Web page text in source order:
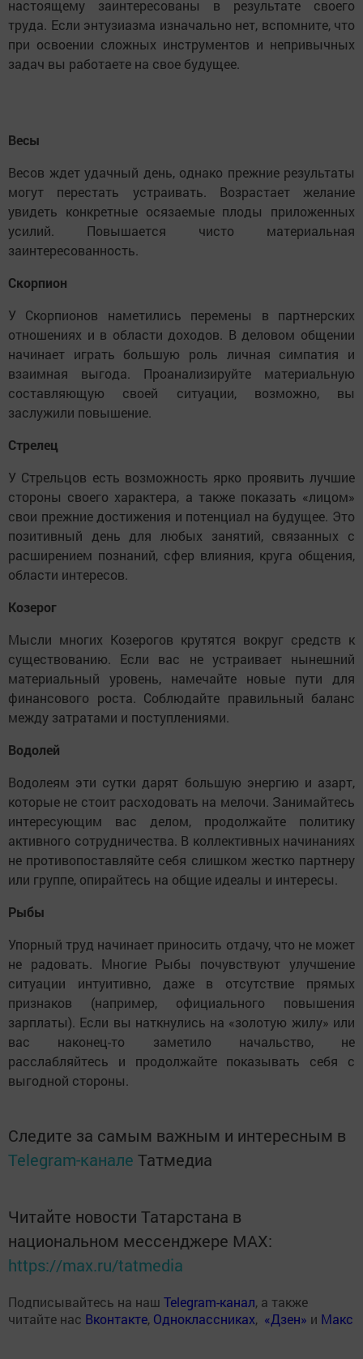
настоящему заинтересованы в результате своего
труда. Если энтузиазма изначально нет, вспомните, что
при освоении сложных инструментов и непривычных
задач вы работаете на свое будущее.
Весы
Весов ждет удачный день, однако прежние результаты
могут перестать устраивать. Возрастает желание
увидеть конкретные осязаемые плоды приложенных
усилий. Повышается чисто материальная
заинтересованность.
Скорпион
У Скорпионов наметились перемены в партнерских
отношениях и в области доходов. В деловом общении
начинает играть большую роль личная симпатия и
взаимная выгода. Проанализируйте материальную
составляющую своей ситуации, возможно, вы
заслужили повышение.
Стрелец
У Стрельцов есть возможность ярко проявить лучшие
стороны своего характера, а также показать «лицом»
свои прежние достижения и потенциал на будущее. Это
позитивный день для любых занятий, связанных с
расширением познаний, сфер влияния, круга общения,
области интересов.
Козерог
Мысли многих Козерогов крутятся вокруг средств к
существованию. Если вас не устраивает нынешний
материальный уровень, намечайте новые пути для
финансового роста. Соблюдайте правильный баланс
между затратами и поступлениями.
Водолей
Водолеям эти сутки дарят большую энергию и азарт,
которые не стоит расходовать на мелочи. Занимайтесь
интересующим вас делом, продолжайте политику
активного сотрудничества. В коллективных начинаниях
не противопоставляйте себя слишком жестко партнеру
или группе, опирайтесь на общие идеалы и интересы.
Рыбы
Упорный труд начинает приносить отдачу, что не может
не радовать. Многие Рыбы почувствуют улучшение
ситуации интуитивно, даже в отсутствие прямых
признаков (например, официального повышения
зарплаты). Если вы наткнулись на «золотую жилу» или
вас наконец-то заметило начальство, не
расслабляйтесь и продолжайте показывать себя с
выгодной стороны.
Следите за самым важным и интересным в
Telegram-канале Татмедиа
Читайте новости Татарстана в
национальном мессенджере MАХ:
https://max.ru/tatmedia
Подписывайтесь на наш Telegram-канал, а также
читайте нас Вконтакте, Одноклассниках, «Дзен» и Макс